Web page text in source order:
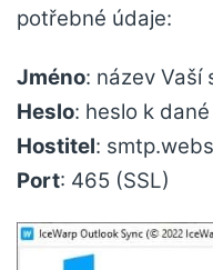
potřebné údaje:
Jméno: název Vaší
Heslo: heslo k
Hostitel:
Port: 465 (SSL)